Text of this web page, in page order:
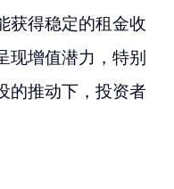
获得稳定的租金收
现增值潜力，特别
的推动下，投资者